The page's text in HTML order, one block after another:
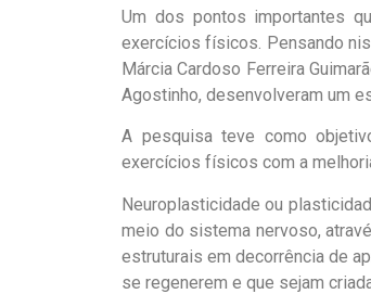
Um dos pontos importantes
exercícios físicos. Pensando
Márcia Cardoso Ferreira
Agostinho, desenvolveram um
A pesquisa teve como
exercícios físicos com a
Neuroplasticidade ou
meio do sistema nervoso,
estruturais em decorrência de
se regenerem e que sejam